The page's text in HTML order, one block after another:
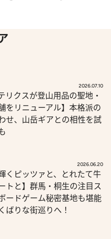
2026.07.10
リクスが登山用品の聖地・
をリニューアル】本格派の
せ、山岳ギアとの相性を試
2026.06.20
くピッツァと、とれたて牛
トと】群馬・桐生の注目ス
ードゲーム秘密基地も堪能
ばりな街巡りへ！